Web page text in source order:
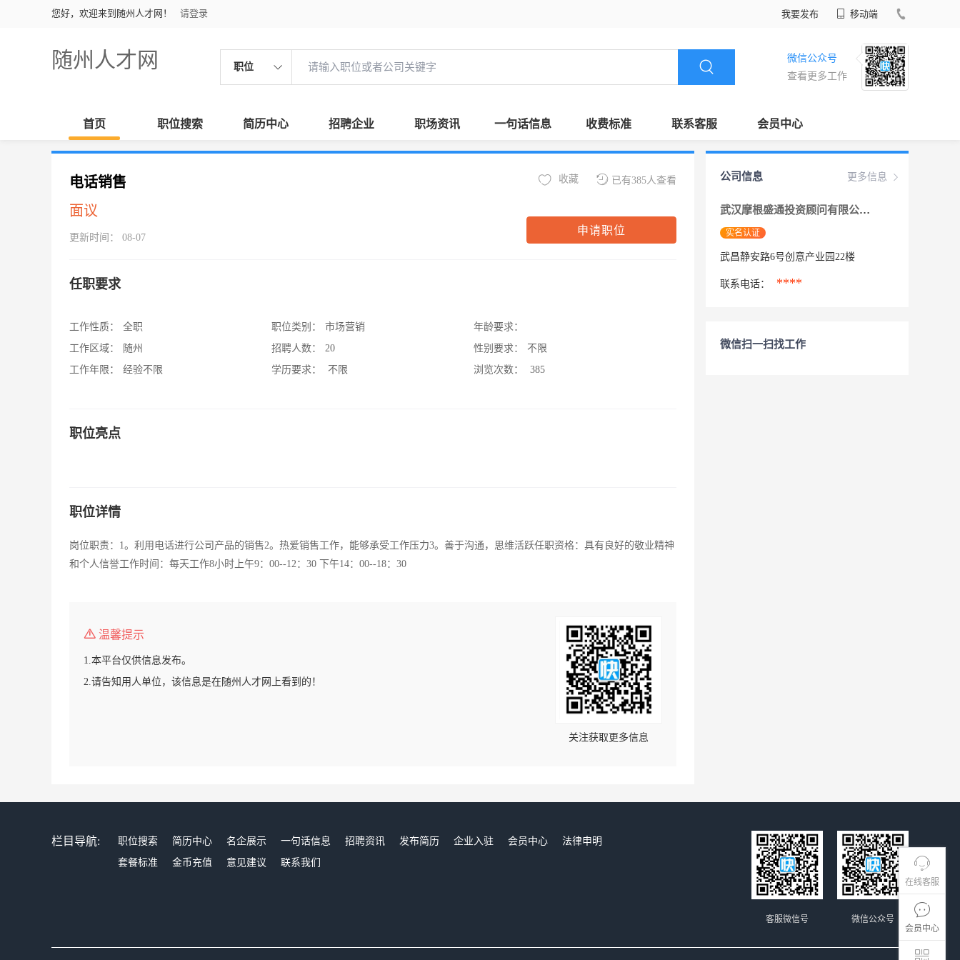
您好，欢迎来到随州人才网！ 请登录 我要发布 移动端
随州人才网 职位
微信公众号
查看更多工作
首页 职位搜索 简历中心 招聘企业 职场资讯 一句话信息 收费标准 联系客服 会员中心
在线客服
会员中心
电话销售
面议
更新时间： 08-07
已有385人查看
收藏
申请职位
任职要求
工作性质：
全职
工作区域：
随州
工作年限：
经验不限
职位类别：
市场营销
招聘人数：
20
学历要求：
不限
年龄要求：
性别要求：
不限
浏览次数：
385
职位亮点
职位详情
岗位职责：1。利用电话进行公司产品的销售2。热爱销售工作，能够承受工作压力3。善于沟通，思维活跃任职资格：具有良好的敬业精神
和个人信誉工作时间：每天工作8小时上午9：00--12：30 下午14：00--18：30
温馨提示
1.本平台仅供信息发布。
2.请告知用人单位，该信息是在随州人才网上看到的！
关注获取更多信息
更多信息
公司信息
武汉摩根盛通投资顾问有限公司
实名认证
武昌静安路6号创意产业园22楼
联系电话： ****
微信扫一扫找工作
栏目导航: 职位搜索 简历中心 名企展示 一句话信息 招聘资讯 发布简历 企业入驻 会员中心
法律申明
套餐标准
金币充值 意见建议 联系我们
微信公众号
客服微信号